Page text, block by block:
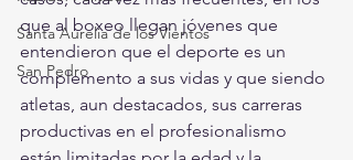
Santa Aurelia de los Vientos
San Pedro
que al boxeo llegan jóvenes que
entendieron que el deporte es un
complemento a sus vidas y que siendo
atletas, aun destacados, sus carreras
productivas en el profesionalismo